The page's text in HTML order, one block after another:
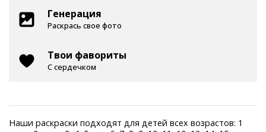
Генерация
Раскрась свое фото
Твои фавориты
С сердечком
Наши раскраски подходят для детей всех возрастов: 1